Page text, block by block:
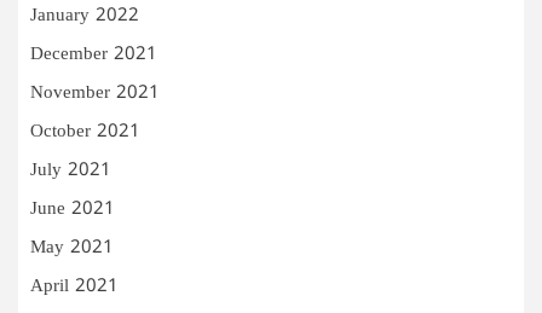
January 2022
December 2021
November 2021
October 2021
July 2021
June 2021
May 2021
April 2021